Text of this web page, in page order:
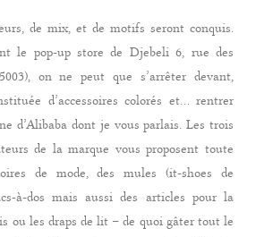
de mix, et de motifs seront conquis.
le pop-up store de Djebeli 6, rue des
on ne peut que s’arrêter devant,
d’accessoires colorés et… rentrer
d’Alibaba dont je vous parlais. Les trois
de la marque vous proposent toute
de mode, des mules (it-shoes de
à-dos mais aussi des articles pour la
ou les draps de lit – de quoi gâter tout le